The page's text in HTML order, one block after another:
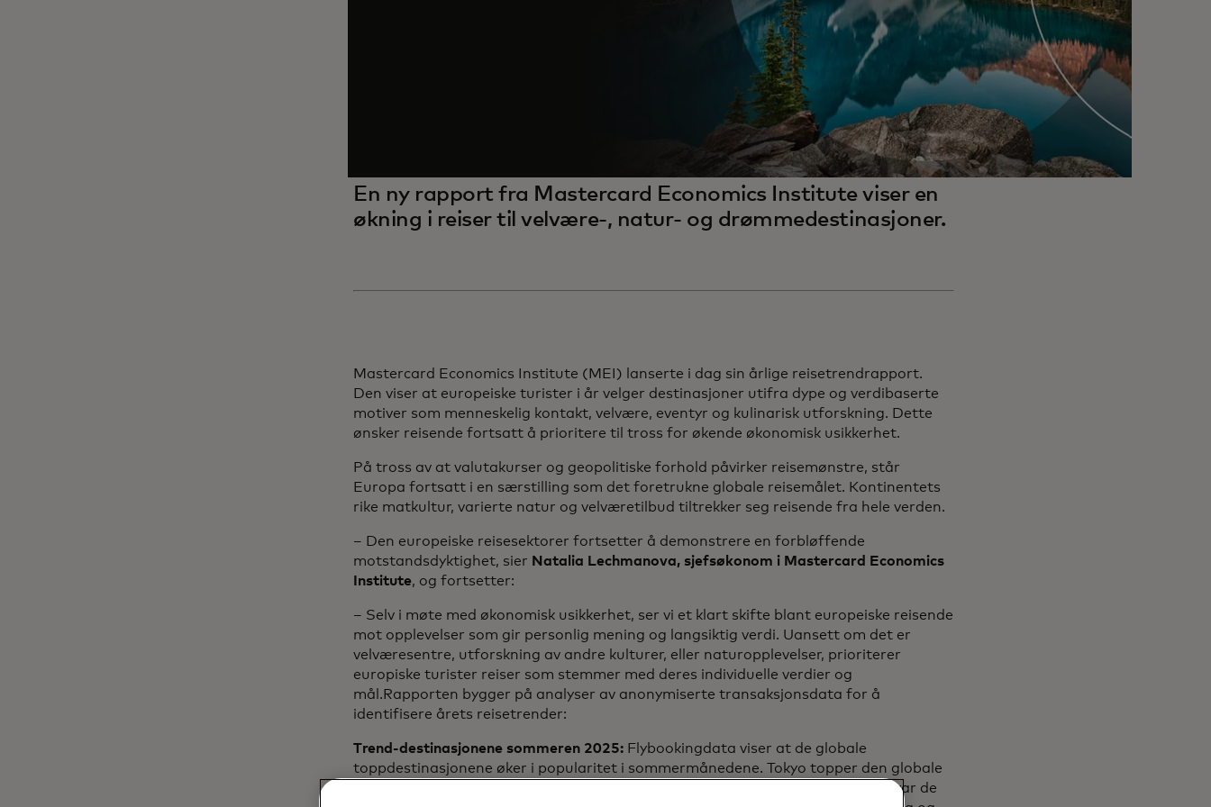
En ny rapport fra Mastercard Economics Institute viser en
økning i reiser til velvære-, natur- og drømmedestinasjoner.
Mastercard Economics Institute (MEI) lanserte i dag sin årlige reisetrendrapport.
Den viser at europeiske turister i år velger destinasjoner utifra dype og verdibaserte
motiver som menneskelig kontakt, velvære, eventyr og kulinarisk utforskning. Dette
ønsker reisende fortsatt å prioritere til tross for økende økonomisk usikkerhet.
På tross av at valutakurser og geopolitiske forhold påvirker reisemønstre, står
Europa fortsatt i en særstilling som det foretrukne globale reisemålet. Kontinentets
rike matkultur, varierte natur og velværetilbud tiltrekker seg reisende fra hele verden.
– Den europeiske reisesektorer fortsetter å demonstrere en forbløffende
motstandsdyktighet, sier Natalia Lechmanova, sjefsøkonom i Mastercard Economics
Institute, og fortsetter:
– Selv i møte med økonomisk usikkerhet, ser vi et klart skifte blant europeiske reisende
mot opplevelser som gir personlig mening og langsiktig verdi. Uansett om det er
velværesentre, utforskning av andre kulturer, eller naturopplevelser, prioriterer
europiske turister reiser som stemmer med deres individuelle verdier og
mål.Rapporten bygger på analyser av anonymiserte transaksjonsdata for å
identifisere årets reisetrender:
Trend-destinasjonene sommeren 2025: Flybookingdata viser at de globale
toppdestinasjonene øker i popularitet i sommermånedene. Tokyo topper den globale
listen over de mest populære sommerdestinasjonene. For europeiske turister var de